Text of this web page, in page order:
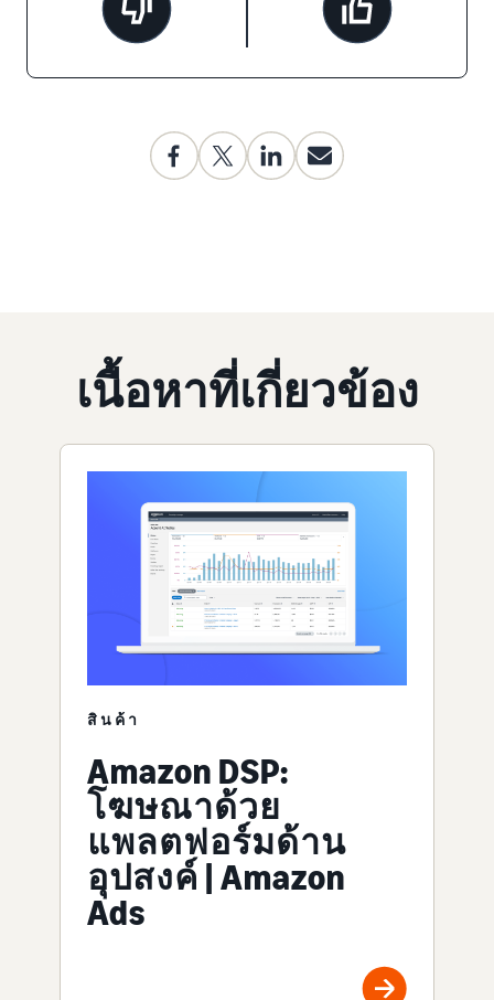
เนื้อหาที่เกี่ยวข้อง
สินค้า
Amazon DSP:
โฆษณาด้วย
แพลตฟอร์มด้าน
อุปสงค์ | Amazon
Ads